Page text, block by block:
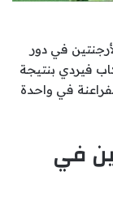
في دور
كاب فيردي بنتيجة
في واحدة
في